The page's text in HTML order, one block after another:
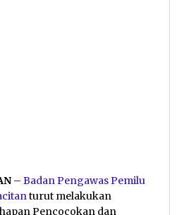
– Badan Pengawas Pemilu
turut melakukan
Pencocokan dan